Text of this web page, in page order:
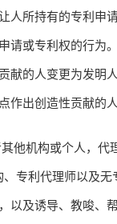
人所持有的专利申
请或专利权的行为
献的人变更为发明
作出创造性贡献的
机构或个人，代
专利代理师以及
以及诱导、教唆、